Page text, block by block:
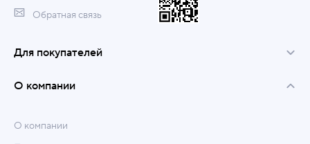
Обратная связь
Для покупателей
О компании
О компании